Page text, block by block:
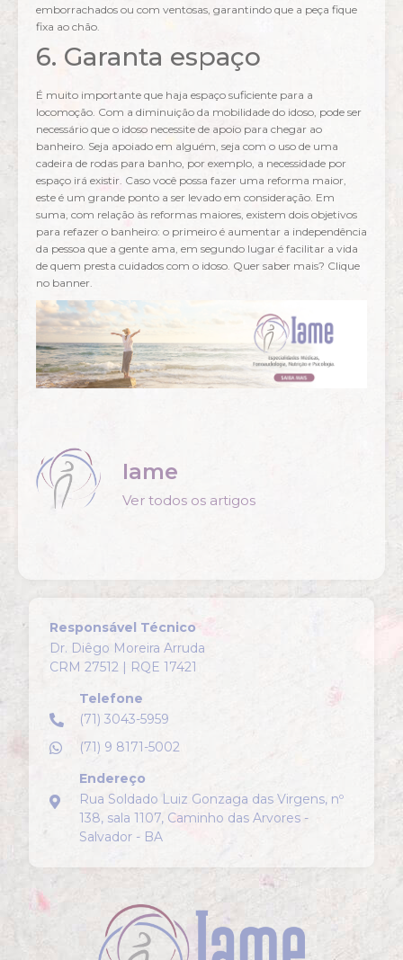
emborrachados ou com ventosas, garantindo que a peça fique
fixa ao chão.
6. Garanta espaço
É muito importante que haja espaço suficiente para a
locomoção. Com a diminuição da mobilidade do idoso, pode ser
necessário que o idoso necessite de apoio para chegar ao
banheiro. Seja apoiado em alguém, seja com o uso de uma
cadeira de rodas para banho, por exemplo, a necessidade por
espaço irá existir. Caso você possa fazer uma reforma maior,
este é um grande ponto a ser levado em consideração. Em
suma, com relação às reformas maiores, existem dois objetivos
para refazer o banheiro: o primeiro é aumentar a independência
da pessoa que a gente ama, em segundo lugar é facilitar a vida
de quem presta cuidados com o idoso. Quer saber mais? Clique
no banner.
Iame
Ver todos os artigos
Responsável Técnico
Dr. Diêgo Moreira Arruda
CRM 27512 | RQE 17421
Telefone
(71) 3043-5959
(71) 9 8171-5002
Endereço
Rua Soldado Luiz Gonzaga das Virgens, nº
138, sala 1107, Caminho das Arvores -
Salvador - BA